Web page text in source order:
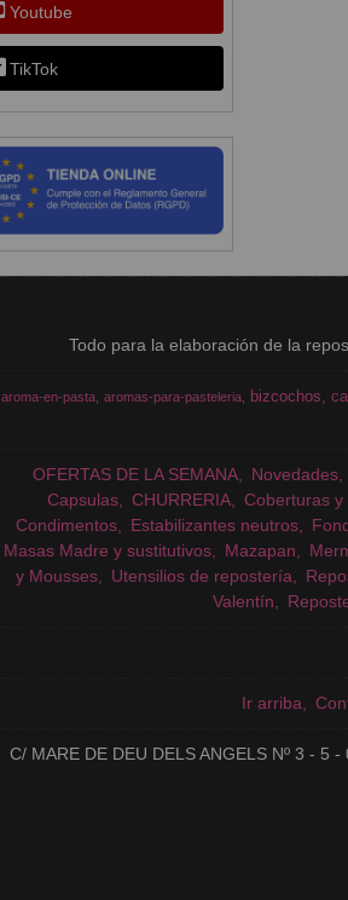
Youtube
TikTok
Todo para la elaboración de la
aroma-en-pasta aromas-para-pasteleria bizcochos
OFERTAS DE LA SEMANA Novedades
Capsulas
CHURRERIA Coberturas y
Condimentos
Estabilizantes neutros
Masas Madre y sustitutivos
Mazapan
y Mousses
Utensilios de repostería
Valentín
Ir arriba
C/ MARE DE DEU DELS ANGELS Nº 3 - 5